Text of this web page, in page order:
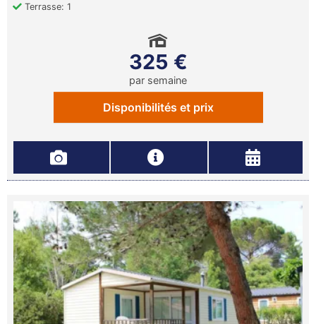
Terrasse: 1
325 €
par semaine
Disponibilités et prix